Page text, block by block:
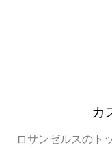
カ
ロサンゼルスのト